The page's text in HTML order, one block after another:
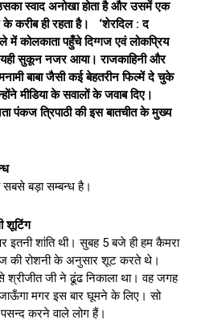
स्वाद अनोखा होता है और उसमें एक
के करीब ही रहता है। ‘शेरदिल : द
में कोलकाता पहुँचे दिग्गज एवं लोकप्रिय
सुकून नजर आया। राजकाहिनी और
बाबा जैसी कई बेहतरीन फिल्में दे चुके
मीडिया के सवालों के जवाब दिए।
पंकज त्रिपाठी की इस बातचीत के मुख्य
सबसे बड़ा सम्बन्ध है।
शूटिंग
इतनी शांति थी। सुबह 5 बजे ही हम कैमरा
रोशनी के अनुसार शूट करते थे।
श्रीजीत जी ने ढूंढ निकाला था। वह जगह
मगर इस बार घूमने के लिए। सो
करने वाले लोग हैं।